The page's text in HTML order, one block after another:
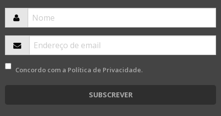
Concordo com a Política de Privacidade.
SUBSCREVER